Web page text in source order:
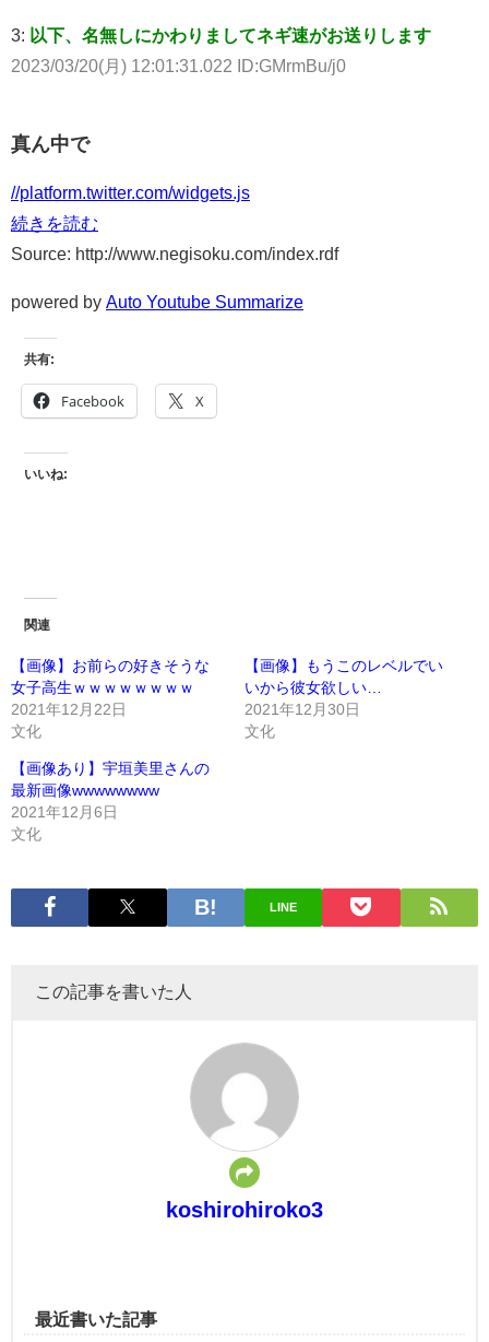
3: 以下、名無しにかわりましてネギ速がお送りします
2023/03/20(月) 12:01:31.022 ID:GMrmBu/j0
真ん中で
//platform.twitter.com/widgets.js
続きを読む
Source: http://www.negisoku.com/index.rdf
powered by Auto Youtube Summarize
共有:
Facebook X
いいね:
関連
【画像】お前らの好きそうな
女子高生ｗｗｗｗｗｗｗｗ
2021年12月22日
文化
【画像】もうこのレベルでい
いから彼女欲しい…
2021年12月30日
文化
【画像あり】宇垣美里さんの
最新画像wwwwwwww
2021年12月6日
文化
LINE
この記事を書いた人
koshirohiroko3
最近書いた記事